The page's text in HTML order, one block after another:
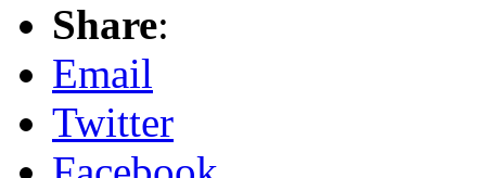
Share:
Email
Twitter